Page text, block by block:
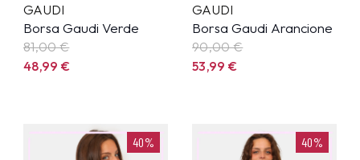
GAUDI
Borsa Gaudi Verde
81,00 €
48,99€
GAUDI
Borsa Gaudi Arancione
90,00 €
53,99€
40% 40%